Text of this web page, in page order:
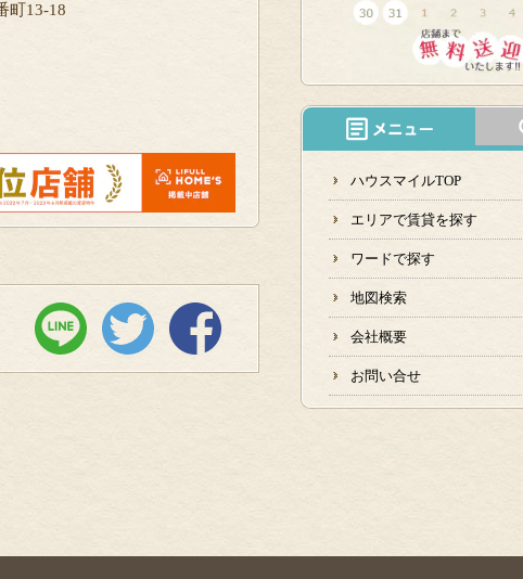
町13-18
ハウスマイルTOP
エリアで賃貸を探す
ワードで探す
地図検索
会社概要
お問い合せ